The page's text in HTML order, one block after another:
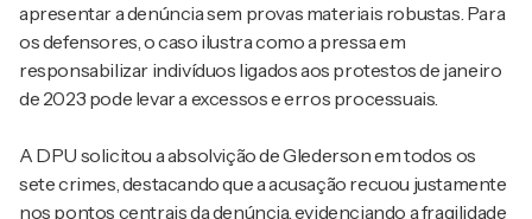
apresentar a denúncia sem provas materiais robustas. Para
os defensores, o caso ilustra como a pressa em
responsabilizar indivíduos ligados aos protestos de janeiro
de 2023 pode levar a excessos e erros processuais.
A DPU solicitou a absolvição de Glederson em todos os
sete crimes, destacando que a acusação recuou justamente
nos pontos centrais da denúncia, evidenciando a fragilidade